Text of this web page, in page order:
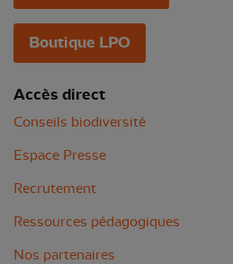
Boutique LPO
Accès direct
Conseils biodiversité
Espace Presse
Recrutement
Ressources pédagogiques
Nos partenaires